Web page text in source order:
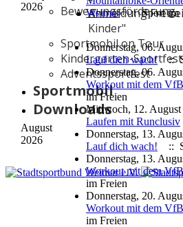
Bewegungsförderung
Anmeldung
Kinder"
Sportmobil on Tour
Kindergarten-Sportfest
Adventssportfest
Sportmobil
Downloads
2026
Weimar :: Sport im
August
2026
Donnerstag, 06.
Lauf dich wach! ::
Donnerstag, 06.
Workout mit dem
im Freien
Mittwoch, 12. August
Laufen mit Runclusiv
Donnerstag, 13.
Lauf dich wach!
::
Donnerstag, 13.
Workout mit dem
im Freien
Donnerstag, 20.
Workout mit dem
im Freien